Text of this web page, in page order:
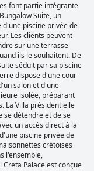
font partie intégrante
Suite, un
d'une piscine privée de
Les clients peuvent
sur une terrasse
ils le souhaitent. De
séduit par sa piscine
dispose d'une cour
salon et d'une
isolée, préparant
La Villa présidentielle
se détendre et de se
un accès direct à la
piscine privée de
crétoises
l'ensemble,
Palace est conçue